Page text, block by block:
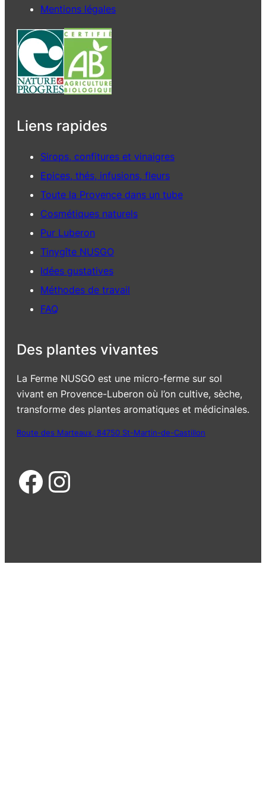
Mentions légales
Liens rapides
Sirops, confitures et vinaigres
Epices, thés, infusions, fleurs
Toute la Provence dans un tube
Cosmétiques naturels
Pur Luberon
Tinygîte NUSGO
Idées gustatives
Méthodes de travail
FAQ
Des plantes vivantes
La Ferme NUSGO est une micro-ferme sur sol
vivant en Provence-Luberon où l’on cultive, sèche,
transforme des plantes aromatiques et médicinales.
Route des Marteaux, 84750 St-Martin-de-Castillon
Facebook Instagram